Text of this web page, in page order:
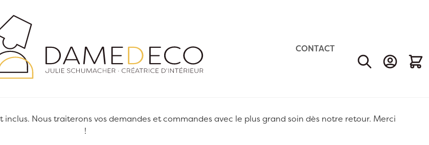
CONTACT
Nous traiterons vos demandes et commandes avec le plus grand soin dès notre retour. Merci
!